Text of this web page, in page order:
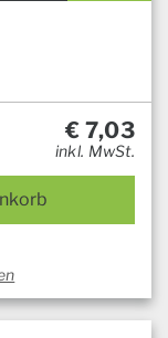
€ 7,03
inkl. MwSt.